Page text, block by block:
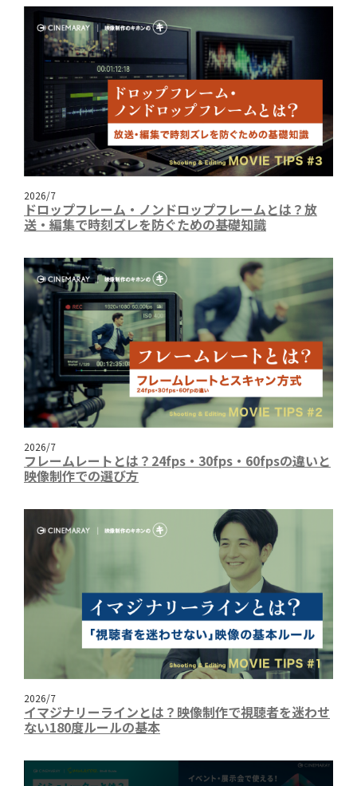
2026/7
ドロップフレーム・ノンドロップフレームとは？放
送・編集で時刻ズレを防ぐための基礎知識
2026/7
フレームレートとは？24fps・30fps・60fpsの違いと
映像制作での選び方
2026/7
イマジナリーラインとは？映像制作で視聴者を迷わせ
ない180度ルールの基本